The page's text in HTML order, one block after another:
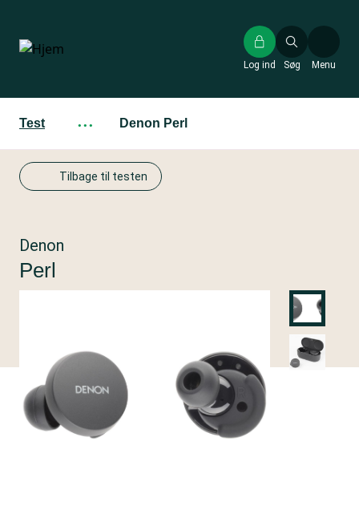
hovedindhold
Søg
Log ind Menu
Test ··· Denon Perl
Tilbage til testen
Denon
Perl